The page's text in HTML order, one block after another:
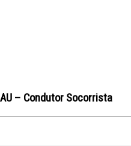
– Condutor Socorrista